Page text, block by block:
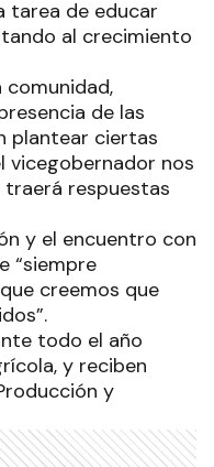
tarea de educar
al crecimiento
comunidad,
de las
plantear ciertas
vicegobernador nos
traerá respuestas
y el encuentro con
“siempre
creemos que
todo el año
y reciben
y